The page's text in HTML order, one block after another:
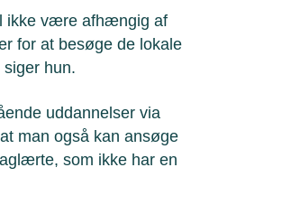
ikke være afhængig af
for at besøge de lokale
hun.
uddannelser via
man også kan ansøge
som ikke har en